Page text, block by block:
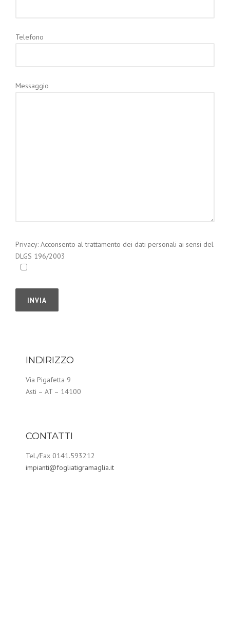
Telefono
Messaggio
Privacy: Acconsento al trattamento dei dati personali ai sensi del
DLGS 196/2003
INDIRIZZO
Via Pigafetta 9
Asti – AT – 14100
CONTATTI
Tel./Fax 0141.593212
impianti@fogliatigramaglia.it